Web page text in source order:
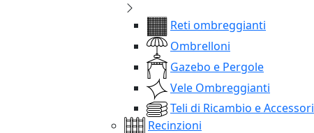
Reti ombreggianti
Ombrelloni
Gazebo e Pergole
Vele Ombreggianti
Teli di Ricambio e Accessori
Recinzioni